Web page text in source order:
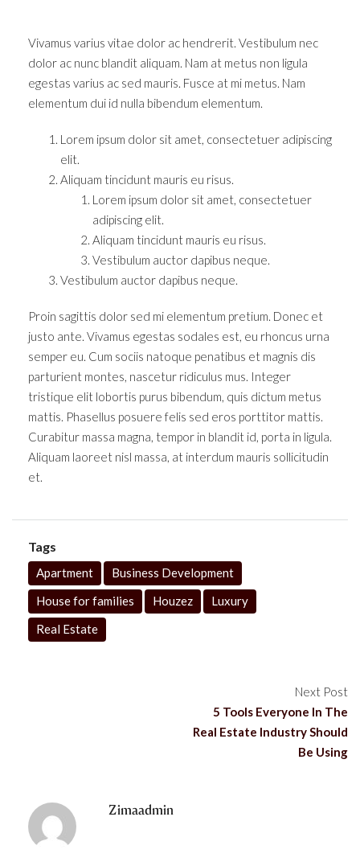
Vivamus varius vitae dolor ac hendrerit. Vestibulum nec
dolor ac nunc blandit aliquam. Nam at metus non ligula
egestas varius ac sed mauris. Fusce at mi metus. Nam
elementum dui id nulla bibendum elementum.
Lorem ipsum dolor sit amet, consectetuer adipiscing
elit.
Aliquam tincidunt mauris eu risus.
Lorem ipsum dolor sit amet, consectetuer
adipiscing elit.
Aliquam tincidunt mauris eu risus.
Vestibulum auctor dapibus neque.
Vestibulum auctor dapibus neque.
Proin sagittis dolor sed mi elementum pretium. Donec et
justo ante. Vivamus egestas sodales est, eu rhoncus urna
semper eu. Cum sociis natoque penatibus et magnis dis
parturient montes, nascetur ridiculus mus. Integer
tristique elit lobortis purus bibendum, quis dictum metus
mattis. Phasellus posuere felis sed eros porttitor mattis.
Curabitur massa magna, tempor in blandit id, porta in ligula.
Aliquam laoreet nisl massa, at interdum mauris sollicitudin
et.
Tags
Apartment
Business Development
House for families
Houzez
Luxury
Real Estate
Next Post
5 Tools Everyone In The
Real Estate Industry Should
Be Using
Zimaadmin